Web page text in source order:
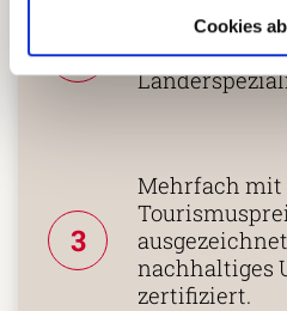
Cookies
2
Persönliche
vielgereiste
3
Mehrfach mit
nachhaltiges
zertifiziert.